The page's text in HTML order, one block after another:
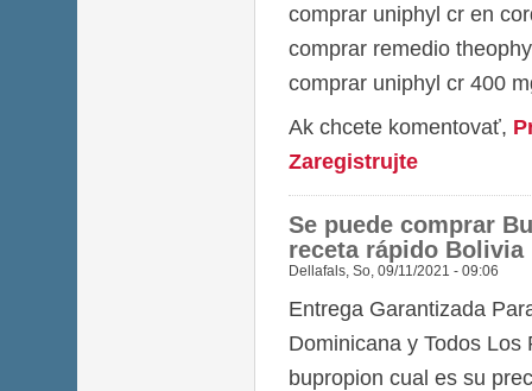
comprar uniphyl cr en
comprar remedio
comprar uniphyl cr 400
Ak chcete komentovať,
Zaregistrujte
Se puede comprar
receta rápido Bolivia
Dellafals, So, 09/11/2021 - 09:06
Entrega Garantizada
Dominicana y Todos Los
bupropion cual es su